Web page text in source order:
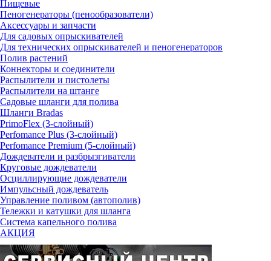
Пищевые
Пеногенераторы (пенообразователи)
Аксессуары и запчасти
Для садовых опрыскивателей
Для технических опрыскивателей и пеногенераторов
Полив растений
Коннекторы и соединители
Распылители и пистолеты
Распылители на штанге
Садовые шланги для полива
Шланги Bradas
PrimoFlex (3-слойный)
Perfomance Plus (3-слойный)
Perfomance Premium (5-слойный)
Дождеватели и разбрызгиватели
Круговые дождеватели
Осциллирующие дождеватели
Импульсный дождеватель
Управление поливом (автополив)
Тележки и катушки для шланга
Система капельного полива
АКЦИЯ